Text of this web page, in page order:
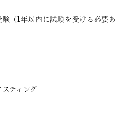
験（1年以内に試験を受ける必要あ
ティング